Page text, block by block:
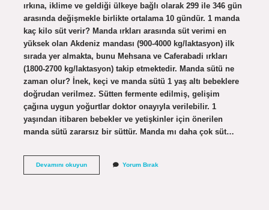
ırkına, iklime ve geldiği ülkeye bağlı olarak 299 ile 346 gün
arasında değişmekle birlikte ortalama 10 gündür. 1 manda
kaç kilo süt verir? Manda ırkları arasında süt verimi en
yüksek olan Akdeniz mandası (900-4000 kg/laktasyon) ilk
sırada yer almakta, bunu Mehsana ve Caferabadi ırkları
(1800-2700 kg/laktasyon) takip etmektedir. Manda sütü ne
zaman olur? İnek, keçi ve manda sütü 1 yaş altı bebeklere
doğrudan verilmez. Sütten fermente edilmiş, gelişim
çağına uygun yoğurtlar doktor onayıyla verilebilir. 1
yaşından itibaren bebekler ve yetişkinler için önerilen
manda sütü zararsız bir süttür. Manda mı daha çok süt…
Devamını okuyunManda
Yorum Bırak